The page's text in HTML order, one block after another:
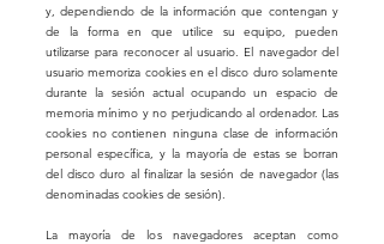
y, dependiendo de la información que contengan y
de la forma en que utilice su equipo, pueden
utilizarse para reconocer al usuario. El navegador del
usuario memoriza cookies en el disco duro solamente
durante la sesión actual ocupando un espacio de
memoria mínimo y no perjudicando al ordenador. Las
cookies no contienen ninguna clase de información
personal específica, y la mayoría de estas se borran
del disco duro al finalizar la sesión de navegador (las
denominadas cookies de sesión).
La mayoría de los navegadores aceptan como